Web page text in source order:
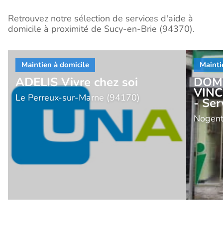
Retrouvez notre sélection de services d'aide à
domicile à proximité de Sucy-en-Brie (94370).
ADELIS Vivre chez soi
Le Perreux-sur-Marne (94170) -